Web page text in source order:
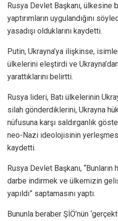
Rusya Devlet Başkanı, ülkesine
yaptırımların uygulandığını
yasadışı olduklarını kaydetti.
Putin, Ukrayna’ya ilişkinse,
ülkelerini eleştirdi ve
yarattıklarını belirtti.
Rusya lideri, Batı ülkelerinin
silah gönderdiklerini, Ukrayna
nüfusuna karşı saldırganlık
neo-Nazi ideolojisinin
kaydetti.
Rusya Devlet Başkanı, “Bunların
darbe indirmek ve ülkemizin
yapıldı” saptamasını yaptı.
Bununla beraber ŞİÖ’nün